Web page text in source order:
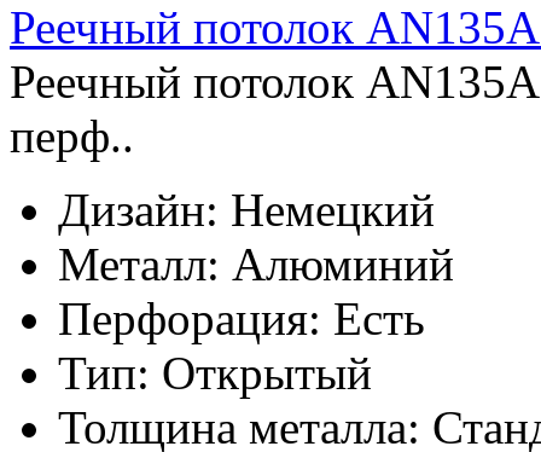
Реечный потолок
Реечный потолок
перф..
Дизайн: Немецкий
Металл: Алюминий
Перфорация: Есть
Тип: Открытый
Толщина металла: